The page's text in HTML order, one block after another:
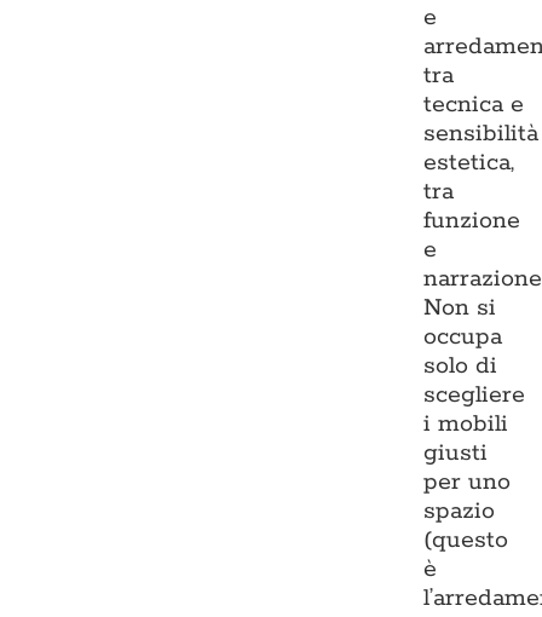
e
tra
tecnica e
sensibilità
estetica,
tra
funzione
e
Non si
occupa
solo di
scegliere
i mobili
giusti
per uno
spazio
(questo
è